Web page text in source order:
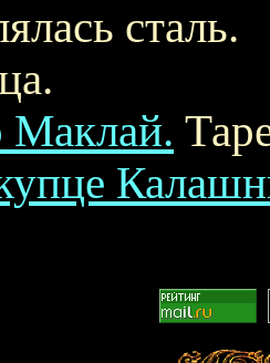
сталь.